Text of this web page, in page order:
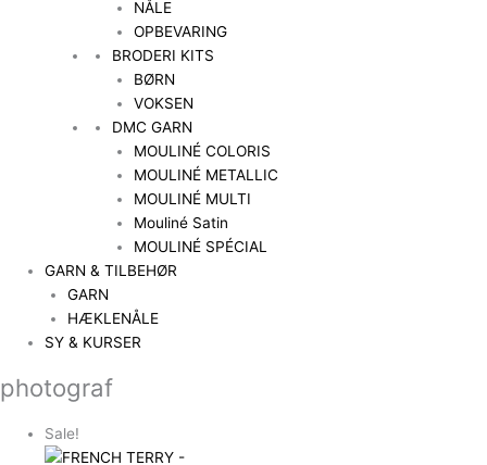
NÅLE
OPBEVARING
BRODERI KITS
BØRN
VOKSEN
DMC GARN
MOULINÉ COLORIS
MOULINÉ METALLIC
MOULINÉ MULTI
Mouliné Satin
MOULINÉ SPÉCIAL
GARN & TILBEHØR
GARN
HÆKLENÅLE
SY & KURSER
photograf
Sale!